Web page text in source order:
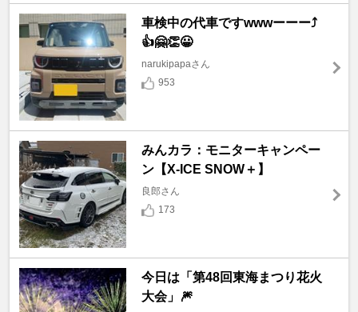
車検中の代車ですwwwーーー⤴️
👍🤗👏😀
narukipapaさん
953
みんカラ：モニターキャンペー
ン【X-ICE SNOW＋】
良郎さん
173
今日は「第48回東海まつり花火
大会」🎆